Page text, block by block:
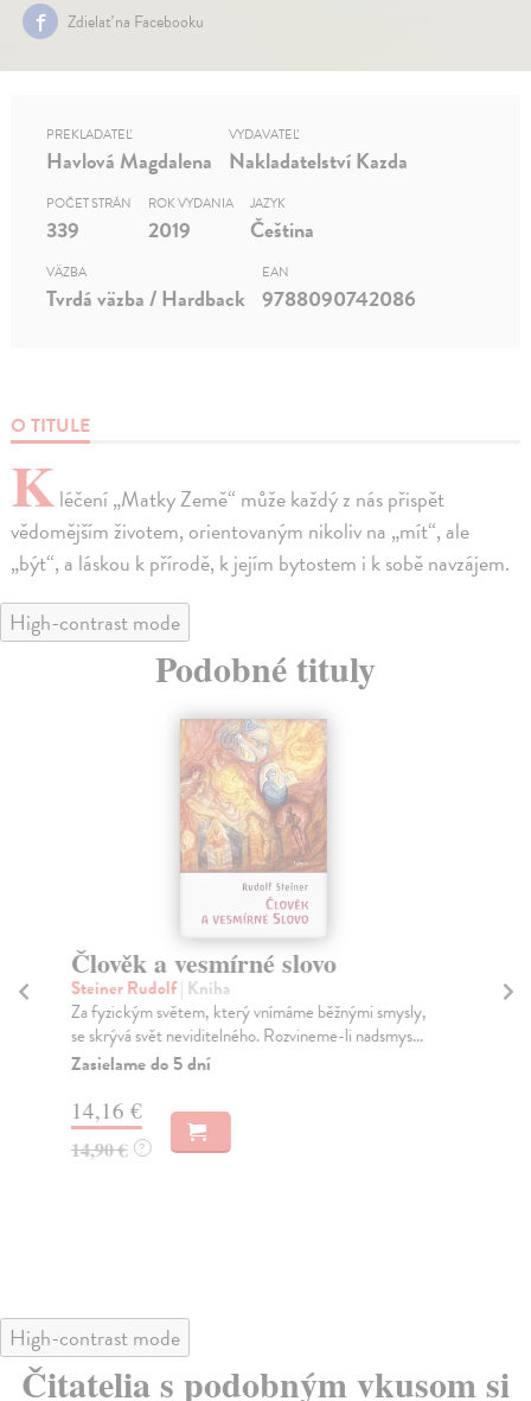
Zdielať na Facebooku
O TITULE
Kléčení „Matky Země“ může každý z nás přispět
vědomějším životem, orientovaným nikoliv na „mít“, ale
„být“, a láskou k přírodě, k jejím bytostem i k sobě navzájem.
PREKLADATEĽ
Havlová Magdalena
VYDAVATEĽ
Nakladatelství Kazda
POČET STRÁN
339
ROK VYDANIA
2019
JAZYK
Čeština
VÄZBA
Tvrdá väzba / Hardback
EAN
9788090742086
High-contrast mode
Podobné tituly
Člověk a vesmírné slovo
Steiner Rudolf| Kniha
Za fyzickým světem, který vnímáme běžnými smysly,
se skrývá svět neviditelného. Rozvineme-li nadsmys...
Zasielame do 5 dní
14,16 €
14,90 € ?
High-contrast mode
Čitatelia s podobným vkusom si